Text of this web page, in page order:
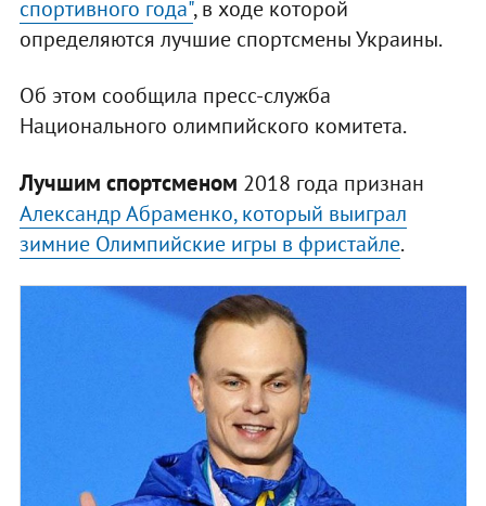
спортивного года", в ходе которой
определяются лучшие спортсмены Украины.
Об этом сообщила пресс-служба
Национального олимпийского комитета.
Лучшим спортсменом 2018 года признан
Александр Абраменко, который выиграл
зимние Олимпийские игры в фристайле.